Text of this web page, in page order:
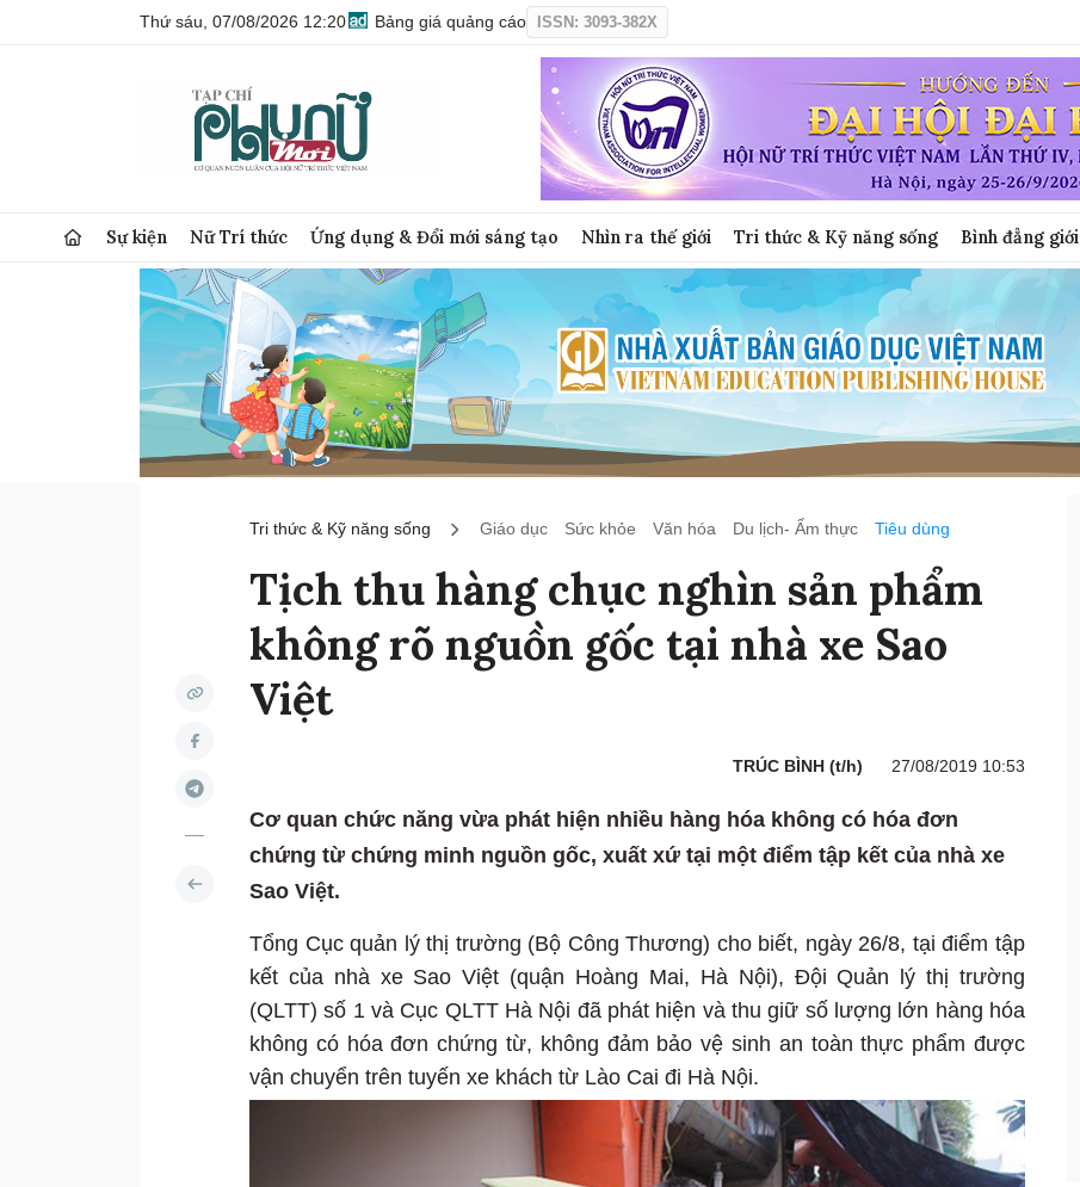
Thứ sáu, 07/08/2026 12:20 Bảng giá quảng cáo ISSN: 3093-382X
Sự kiện Nữ Trí thức Ứng dụng & Đổi mới sáng tạo Nhìn ra thế giới Tri thức & Kỹ năng sống Bình đẳng giới
Tri thức & Kỹ năng sống Giáo dục Sức khỏe Văn hóa Du lịch- Ẩm thực Tiêu dùng
Tịch thu hàng chục nghìn sản phẩm
không rõ nguồn gốc tại nhà xe Sao
Việt
TRÚC BÌNH (t/h) 27/08/2019 10:53
Cơ quan chức năng vừa phát hiện nhiều hàng hóa không có hóa đơn
chứng từ chứng minh nguồn gốc, xuất xứ tại một điểm tập kết của nhà xe
Sao Việt.
Tổng Cục quản lý thị trường (Bộ Công Thương) cho biết, ngày 26/8, tại điểm tập
kết của nhà xe Sao Việt (quận Hoàng Mai, Hà Nội), Đội Quản lý thị trường
(QLTT) số 1 và Cục QLTT Hà Nội đã phát hiện và thu giữ số lượng lớn hàng hóa
không có hóa đơn chứng từ, không đảm bảo vệ sinh an toàn thực phẩm được
vận chuyển trên tuyến xe khách từ Lào Cai đi Hà Nội.